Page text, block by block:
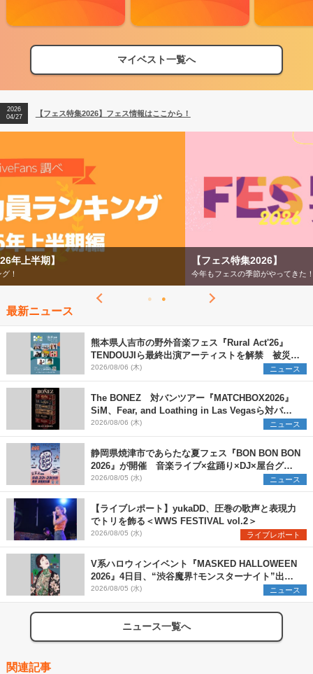
マイベスト一覧へ
【フェス特集2026】フェス情報はここから！
【ライブ動員ランキング】2026年上半期編発表！
2026
04/27
【フェス特集2026】フェス情報はここから！
2026
【フェス特集2026】
今年もフェスの季節がやってきた！
最新ニュース
熊本県人吉市の野外音楽フェス『Rural Act'26』
TENDOUJIら最終出演アーティストを解禁 被災地
支援プロジェクトの始動も発表
2026/08/06 (木) ニュース
The BONEZ 対バンツアー『MATCHBOX2026』
SiM、Fear, and Loathing in Las Vegasら対バン
アーティストを一斉解禁
2026/08/06 (木) ニュース
静岡県焼津市であらたな夏フェス『BON BON BON
2026』が開催 音楽ライブ×盆踊り×DJ×屋台グル
メ×ランタンナイトで彩る2日間
2026/08/05 (水) ニュース
【ライブレポート】yukaDD、圧巻の歌声と表現力
でトリを飾る＜WWS FESTIVAL vol.2＞
2026/08/05 (水) ライブレポート
V系ハロウィンイベント『MASKED HALLOWEEN
2026』4日目、“渋谷魔界†モンスターナイト”出演6
組を発表
2026/08/05 (水) ニュース
ニュース一覧へ
関連記事